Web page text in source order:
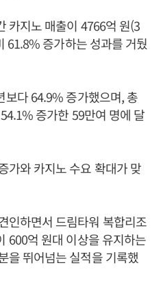
카지노 매출이 4766억 원(3
61.8% 증가하는 성과를 거뒀
보다 64.9% 증가했으며, 총
증가한 59만여 명에 달
가와 카지노 수요 확대가 맞
인하면서 드림타워 복합리조
600억 원대 이상을 유지하는
을 뛰어넘는 실적을 기록했